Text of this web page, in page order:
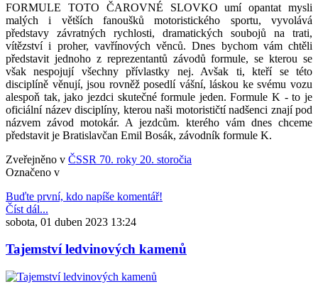
FORMULE TOTO ČAROVNÉ SLOVKO umí opantat mysli
malých i větších fanoušků motoristického sportu, vyvolává
představy závratných rychlosti, dramatických soubojů na trati,
vítězství i proher, vavřínových věnců. Dnes bychom vám chtěli
představit jednoho z reprezentantů závodů formule, se kterou se
však nespojují všechny přívlastky nej. Avšak ti, kteří se této
disciplíně věnují, jsou rovněž posedlí vášní, láskou ke svému vozu
alespoň tak, jako jezdci skutečné formule jeden. Formule K - to je
oficiální název disciplíny, kterou naši motorističtí nadšenci znají pod
názvem závod motokár. A jezdcům. kterého vám dnes chceme
představit je Bratislavčan Emil Bosák, závodník formule K.
Zveřejněno v ČSSR 70. roky 20. storočia
Označeno v
Buďte první, kdo napíše komentář!
Číst dál...
sobota, 01 duben 2023 13:24
Tajemství ledvinových kamenů